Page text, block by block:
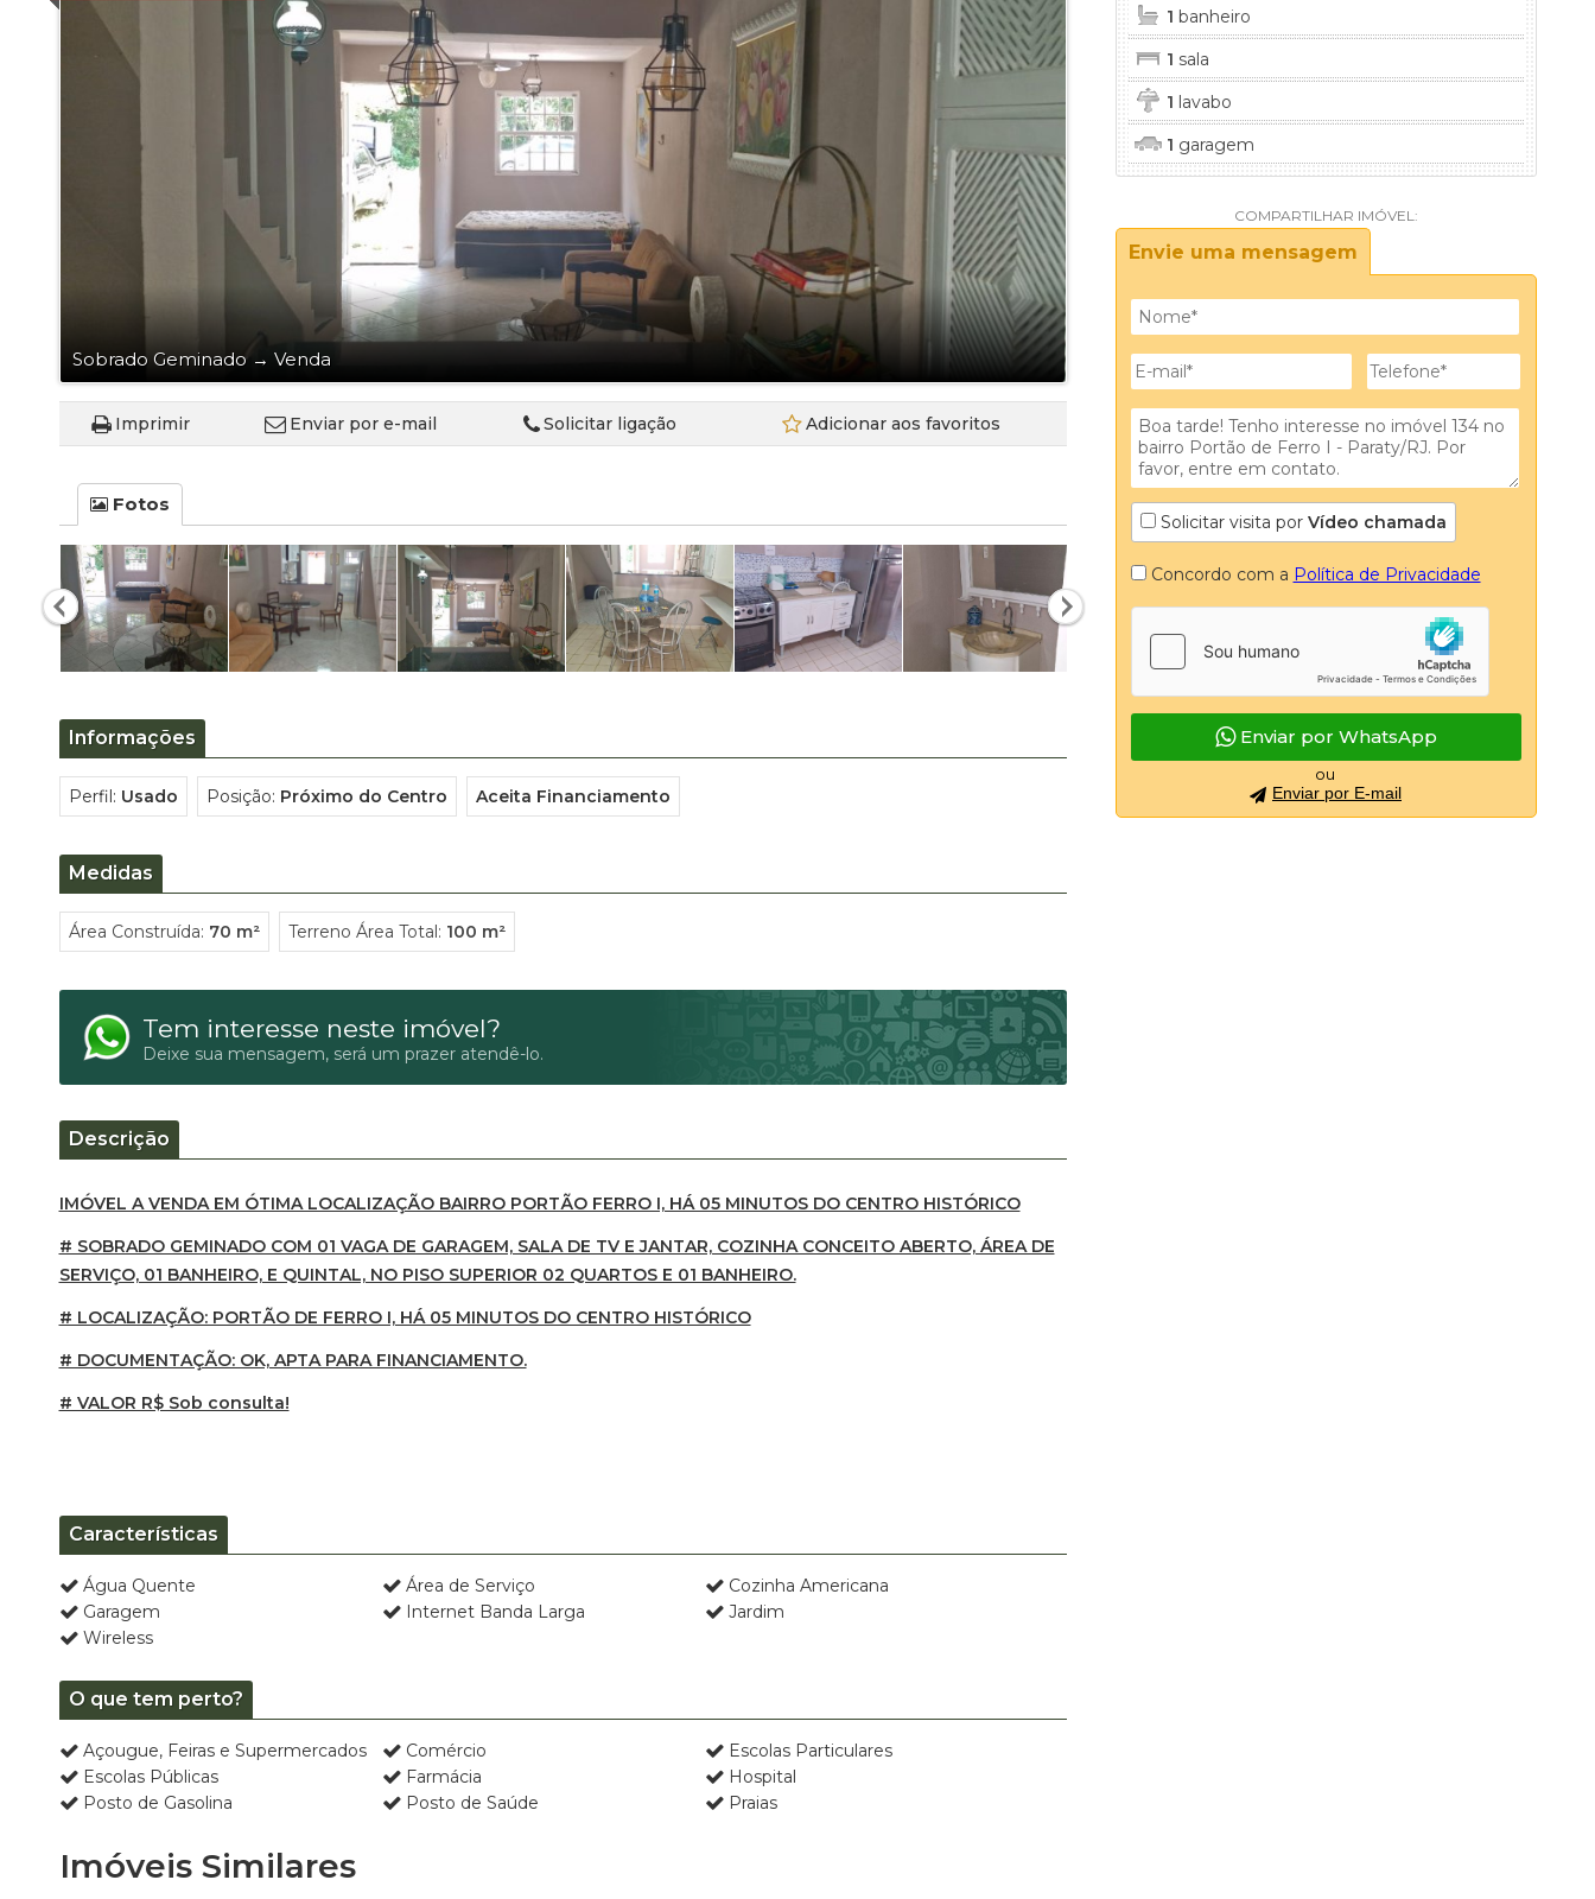
Loft (1)
Lote (14)
Ponto Comercial (1)
Pousada (5)
Rural (2)
Sobrado (5)
Sobrado em Condomínio (9)
Sobrado Geminado (12)
Terreno (2)
Sobrado Geminado→ Venda
Imprimir Enviar por e-mail Solicitar ligação Adicionar aos favoritos
Fotos
Informações
Perfil: Usado Posição: Próximo do Centro Aceita Financiamento
Medidas
Área Construída: 70 m² Terreno Área Total: 100 m²
Tem interesse neste imóvel?
Deixe sua mensagem, será um prazer atendê-lo.
Descrição
IMÓVEL A VENDA EM ÓTIMA LOCALIZAÇÃO BAIRRO PORTÃO FERRO I, HÁ 05 MINUTOS DO CENTRO HISTÓRICO
# SOBRADO GEMINADO COM 01 VAGA DE GARAGEM, SALA DE TV E JANTAR, COZINHA CONCEITO ABERTO, ÁREA DE
SERVIÇO, 01 BANHEIRO, E QUINTAL, NO PISO SUPERIOR 02 QUARTOS E 01 BANHEIRO.
# LOCALIZAÇÃO: PORTÃO DE FERRO I, HÁ 05 MINUTOS DO CENTRO HISTÓRICO
# DOCUMENTAÇÃO: OK, APTA PARA FINANCIAMENTO.
# VALOR R$ Sob consulta!
Características
Água Quente Área de Serviço
Cozinha Americana
Garagem
Internet Banda Larga
Jardim
Wireless
O que tem perto?
Açougue, Feiras e Supermercados Comércio
Escolas Particulares
Escolas Públicas
Farmácia
Hospital
Posto de Gasolina
Posto de Saúde Praias
1 banheiro
1 sala
1 lavabo
1 garagem
COMPARTILHAR IMÓVEL:
Envie uma mensagem
Solicitar visita por Vídeo chamada
Concordo com a Política de Privacidade
Enviar por WhatsApp
ou
Enviar por E-mail
Imóveis Similares